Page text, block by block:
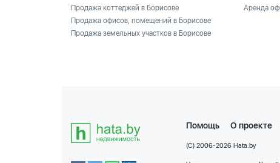
Продажа коттеджей в Борисове
Продажа офисов, помещений в Борисове
Продажа земельных участков в Борисове
Аренда
Помощь О проекте
(C) 2006-2026 Hata.by